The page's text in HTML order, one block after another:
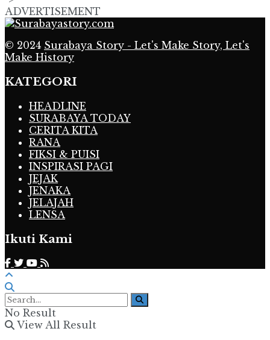
ADVERTISEMENT
© 2024 Surabaya Story - Let's Make Story, Let's
Make History
KATEGORI
HEADLINE
SURABAYA TODAY
CERITA KITA
RANA
FIKSI & PUISI
INSPIRASI PAGI
JEJAK
JENAKA
JELAJAH
LENSA
Ikuti Kami
No Result
View All Result